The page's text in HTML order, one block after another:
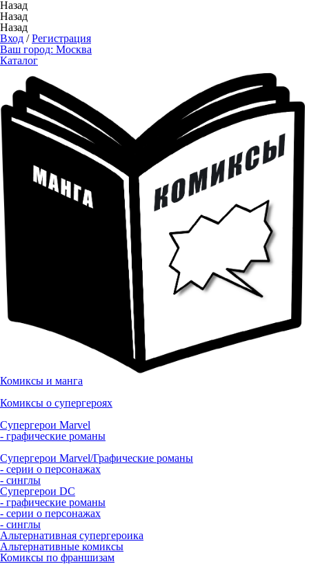
Назад
Назад
Назад
Вход /Регистрация
Ваш город: Москва
Каталог
Комиксы и манга
Комиксы о супергероях
Супергерои Marvel
- графические романы
Супергерои Marvel/Графические романы
- серии о персонажах
- синглы
Супергерои DC
- графические романы
- серии о персонажах
- синглы
Альтернативная супергероика
Альтернативные комиксы
Комиксы по франшизам